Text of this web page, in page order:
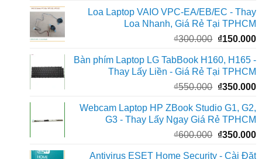
là:
₫950.000.
Loa Laptop VAIO VPC-EA/EB/EC - Thay
Loa Nhanh, Giá Rẻ Tại TPHCM
₫300.000 Giá
là:
₫300.000.
₫150.000
Bàn phím Laptop LG TabBook H160, H165 -
Thay Lấy Liền - Giá Rẻ Tại TPHCM
₫550.000 Giá
là:
₫550.000.
₫350.000
Webcam Laptop HP ZBook Studio G1, G2,
G3 - Thay Lấy Ngay Giá Rẻ TPHCM
₫600.000 Giá
₫350.000
Antivirus ESET Home Security - Cài Đặt